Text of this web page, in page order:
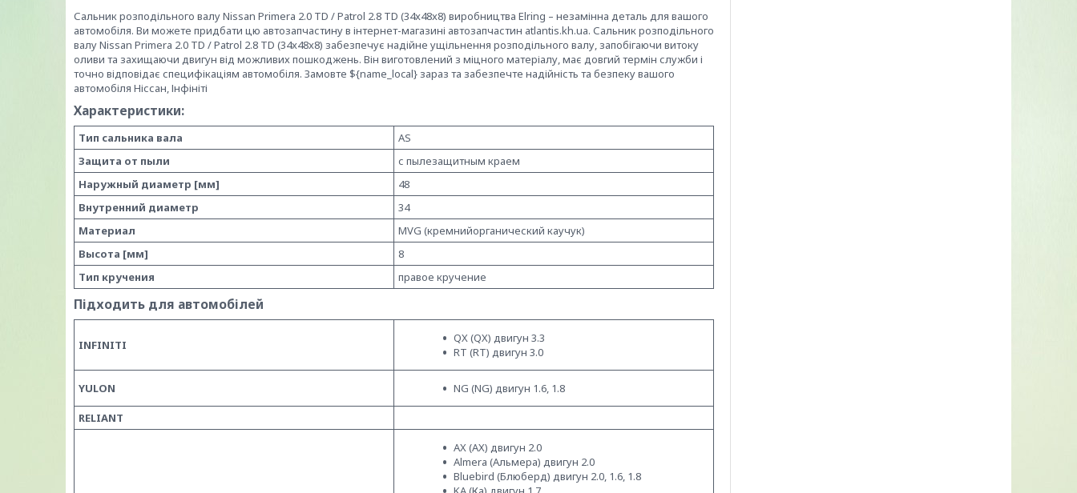
Сальник розподільного валу Nissan Primera 2.0 TD / Patrol 2.8 TD (34x48x8) виробництва Elring – незамінна деталь для вашого
автомобіля. Ви можете придбати цю автозапчастину в інтернет-магазині автозапчастин atlantis.kh.ua. Сальник розподільного
валу Nissan Primera 2.0 TD / Patrol 2.8 TD (34x48x8) забезпечує надійне ущільнення розподільного валу, запобігаючи витоку
оливи та захищаючи двигун від можливих пошкоджень. Він виготовлений з міцного матеріалу, має довгий термін служби і
точно відповідає специфікаціям автомобіля. Замовте ${name_local} зараз та забезпечте надійність та безпеку вашого
автомобіля Ніссан, Інфініті
Характеристики:
Тип сальника вала
AS
Защита от пыли
с пылезащитным краем
Наружный диаметр [мм]
48
Внутренний диаметр
34
Материал
MVG (кремнийорганический каучук)
Высота [мм]
8
Тип кручения
правое кручение
Підходить для автомобілей
INFINITI
QX (QX) двигун 3.3
RT (RT) двигун 3.0
YULON NG (NG) двигун 1.6, 1.8
RELIANT
AX (АХ) двигун 2.0
Almera (Альмера) двигун 2.0
Bluebird (Блюберд) двигун 2.0, 1.6, 1.8